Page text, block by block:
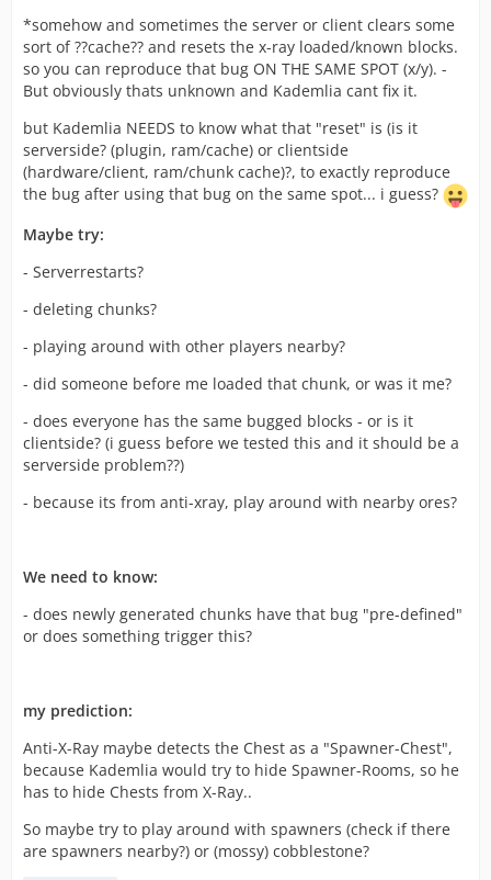
*somehow and sometimes the server or client clears some
sort of ??cache?? and resets the x-ray loaded/known blocks.
so you can reproduce that bug ON THE SAME SPOT (x/y). -
But obviously thats unknown and Kademlia cant fix it.
but Kademlia NEEDS to know what that "reset" is (is it
serverside? (plugin, ram/cache) or clientside
(hardware/client, ram/chunk cache)?, to exactly reproduce
the bug after using that bug on the same spot... i guess?
Maybe try:
- Serverrestarts?
- deleting chunks?
- playing around with other players nearby?
- did someone before me loaded that chunk, or was it me?
- does everyone has the same bugged blocks - or is it
clientside? (i guess before we tested this and it should be a
serverside problem??)
- because its from anti-xray, play around with nearby ores?
We need to know:
- does newly generated chunks have that bug "pre-defined"
or does something trigger this?
my prediction:
Anti-X-Ray maybe detects the Chest as a "Spawner-Chest",
because Kademlia would try to hide Spawner-Rooms, so he
has to hide Chests from X-Ray..
So maybe try to play around with spawners (check if there
are spawners nearby?) or (mossy) cobblestone?